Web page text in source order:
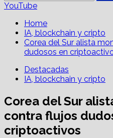
YouTube
Home
IA, blockchain y cripto
Corea del Sur alista
dudosos en
Destacadas
IA, blockchain y cripto
Corea del Sur
contra flujos
criptoactivos